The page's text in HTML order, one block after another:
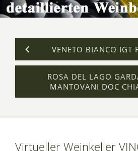
VENETO BIANCO IGT
ROSA DEL LAGO
MANTOVANI DOC
Virtueller Weinkeller